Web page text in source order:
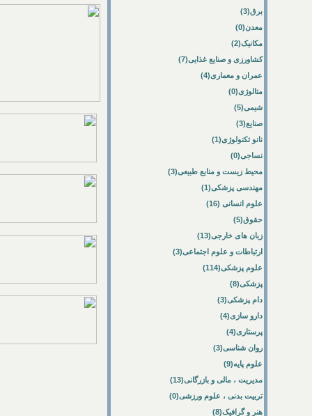
برق(3)
معدن(0)
مکانیک(2)
کشاورزی و صنایع غذایی(7)
عمران و معماری(4)
متالوژی(0)
شیمی(5)
صنایع(3)
نانو تکنولوژی(1)
نساجی(0)
محیط زیست و منابع طبیعی(3)
مهندسی پزشکی(1)
علوم انسانی (16)
حقوق(5)
زبان های خارجی(13)
ارتباطات و علوم اجتماعی(3)
علوم پزشکی(114)
پزشکی(8)
دام پزشکی(3)
دارو سازی(4)
پرستاری(4)
روان شناسی(3)
علوم پایه(9)
مدیریت ، مالی و بازرگانی(13)
تربیت بدنی ، علوم ورزشی(0)
هنر و گرافیک(8)